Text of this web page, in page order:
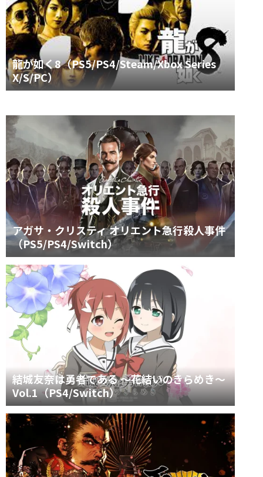
龍が如く8（PS5/PS4/Steam/Xbox Series
X/S/PC）
アガサ・クリスティ オリエント急行殺人事件
（PS5/PS4/Switch）
結城友奈は勇者である ～花結いのきらめき～
Vol.1（PS4/Switch）